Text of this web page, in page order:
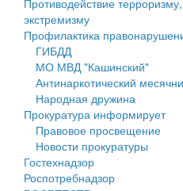
Деятельность МУ
Нормативы
Правила землепользования
Генеральные планы
Проекты планировки
Собрание депутатов
экстремизму
Профилактика
ГИБДД
МО МВД "Кашинский"
Антинаркотический
Народная дружина
Прокуратура информирует
Правовое просвещение
Новости прокуратуры
Гостехнадзор
Роспотребнадзор